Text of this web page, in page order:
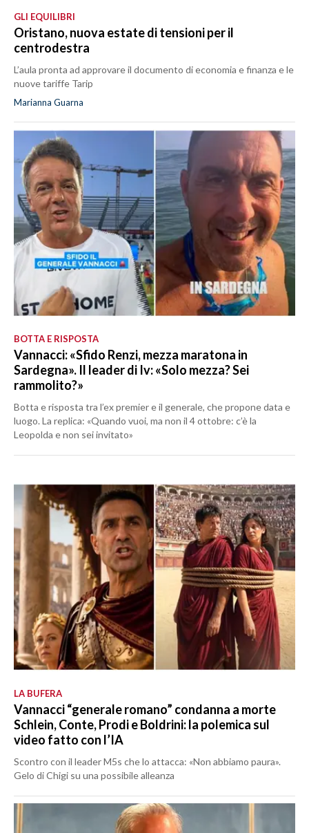
GLI EQUILIBRI
Oristano, nuova estate di tensioni per il
centrodestra
L’aula pronta ad approvare il documento di economia e finanza e le
nuove tariffe Tarip
Marianna Guarna
BOTTA E RISPOSTA
Vannacci: «Sfido Renzi, mezza maratona in
Sardegna». Il leader di Iv: «Solo mezza? Sei
rammolito?»
Botta e risposta tra l’ex premier e il generale, che propone data e
luogo. La replica: «Quando vuoi, ma non il 4 ottobre: c’è la
Leopolda e non sei invitato»
LA BUFERA
Vannacci “generale romano” condanna a morte
Schlein, Conte, Prodi e Boldrini: la polemica sul
video fatto con l’IA
Scontro con il leader M5s che lo attacca: «Non abbiamo paura».
Gelo di Chigi su una possibile alleanza